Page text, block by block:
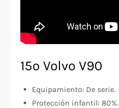
15º Volvo V90
Equipamiento: De serie.
Protección infantil: 80%.